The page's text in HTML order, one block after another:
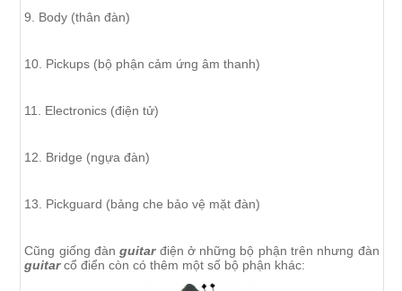
9. Body (thân đàn)
10. Pickups (bộ phận cảm ứng âm thanh)
11. Electronics (điện tử)
12. Bridge (ngựa đàn)
13. Pickguard (bảng che bảo vệ mặt đàn)
Cũng giống đànguitar điện ở những bộ phận trên nhưng đàn
guitarcổ điển còn có thêm một số bộ phận khác: